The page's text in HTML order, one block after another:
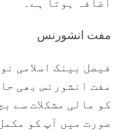
مفت انشورنس
فیصل بینک اسلامی
مفت انشورنس بھی
کو مالی مشکلات سے
صورت میں آپ کو